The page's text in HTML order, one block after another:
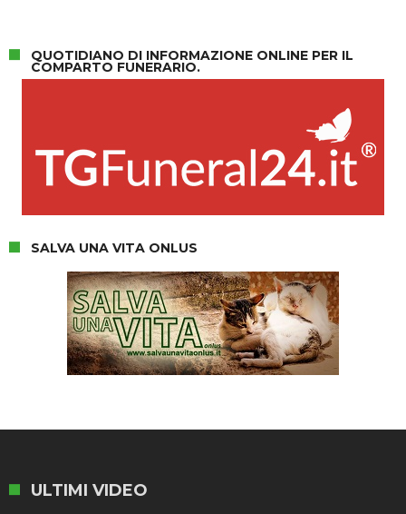
QUOTIDIANO DI INFORMAZIONE ONLINE PER IL
COMPARTO FUNERARIO.
SALVA UNA VITA ONLUS
ULTIMI VIDEO